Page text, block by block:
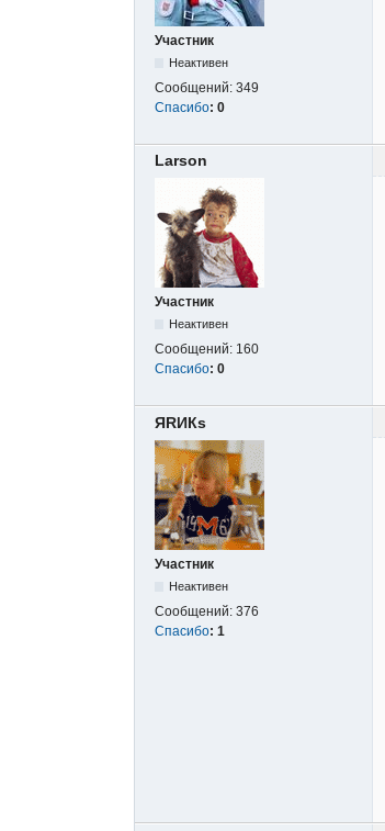
Участник
Неактивен
Сообщений: 349
Спасибо: 0
Larson
Участник
Неактивен
Сообщений: 160
Спасибо: 0
ЯRИКs
Участник
Неактивен
Сообщений: 376
Спасибо: 1